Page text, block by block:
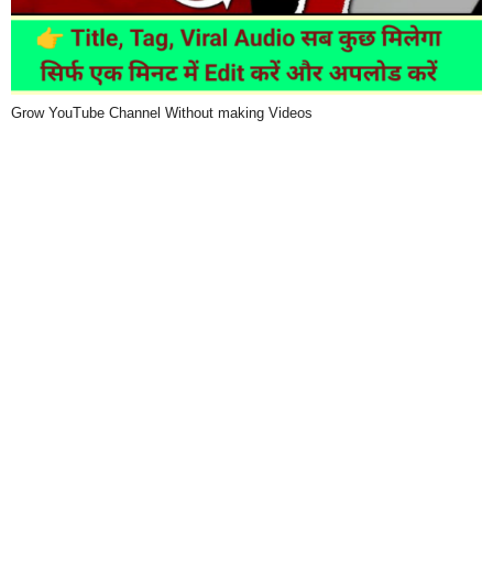
Grow YouTube Channel Without making Videos